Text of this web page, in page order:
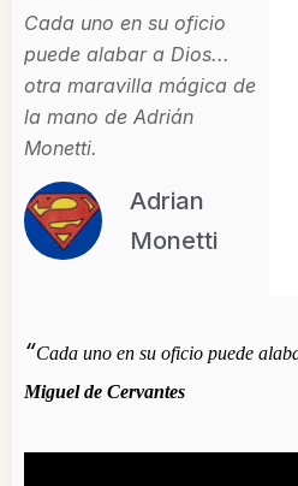
Cada uno en su oficio
puede alabar a Dios...
otra maravilla mágica de
la mano de Adrián
Monetti.
Adrian
Monetti
“Cada uno en su oficio puede
Miguel de Cervantes